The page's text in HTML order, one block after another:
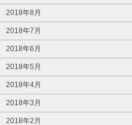
2018年8月
2018年7月
2018年6月
2018年5月
2018年4月
2018年3月
2018年2月